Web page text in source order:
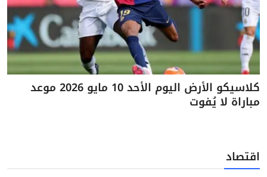
كلاسيكو الأرض اليوم الأحد 10 مايو 2026 موعد
مباراة لا يُفوت
اقتصاد